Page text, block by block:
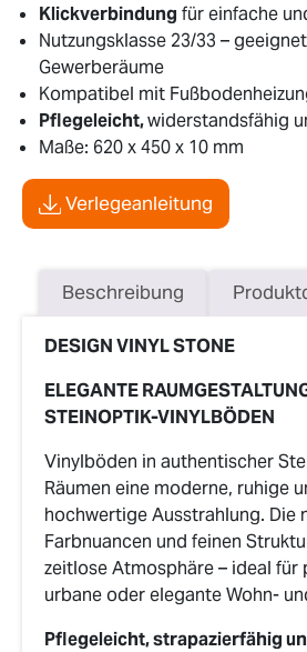
Klickverbindung für einfache
Nutzungsklasse 23/33 –
Gewerberäume
Kompatibel mit
Pflegeleicht,widerstandsfähig
Maße: 620 x 450 x 10 mm
Verlegeanleitung
Beschreibung
DESIGN VINYL STONE
ELEGANTE
STEINOPTIK-VINYLBÖDEN
Vinylböden in authentischer
Räumen eine moderne, ruhige
hochwertige Ausstrahlung. Die
Farbnuancen und feinen
zeitlose Atmosphäre – ideal für
urbane oder elegante Wohn-
Pflegeleicht, strapazierfähig